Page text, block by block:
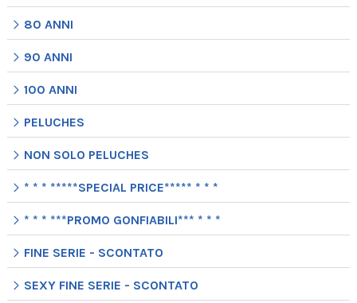
80 ANNI
90 ANNI
100 ANNI
PELUCHES
NON SOLO PELUCHES
* * * *****SPECIAL PRICE***** * * *
* * * ***PROMO GONFIABILI*** * * *
FINE SERIE - SCONTATO
SEXY FINE SERIE - SCONTATO